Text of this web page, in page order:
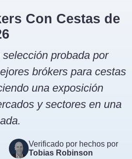
Con Cestas de
probada por
brókers para cestas
una exposición
y sectores en una
Verificado por hechos por
Tobias Robinson